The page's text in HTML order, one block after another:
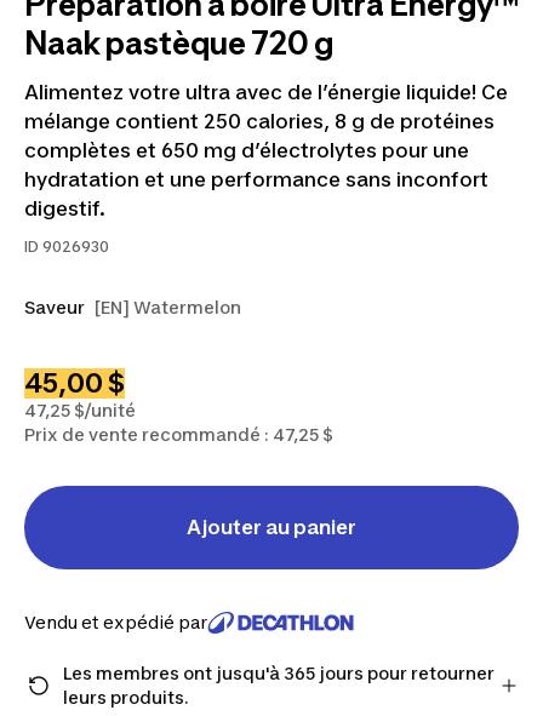
Naak pastèque 720 g
Alimentez votre ultra avec de l’énergie liquide! Ce
mélange contient 250 calories, 8 g de protéines
complètes et 650 mg d’électrolytes pour une
hydratation et une performance sans inconfort
digestif.
ID 9026930
Saveur [EN] Watermelon
45,00 $
47,25 $/unité
Prix de vente recommandé : 47,25 $
Ajouter au panier
Vendu et expédié par
Les membres ont jusqu'à 365 jours pour retourner
leurs produits.